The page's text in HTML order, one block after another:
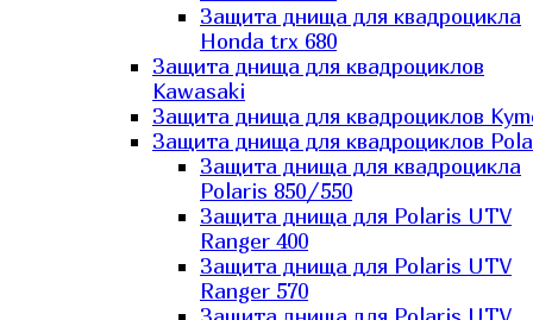
Защита днища для квадроцикла
Honda trx 680
Защита днища для квадроциклов
Kawasaki
Защита днища для квадроциклов
Защита днища для квадроциклов
Защита днища для квадроцикла
Polaris 850/550
Защита днища для Polaris UTV
Ranger 400
Защита днища для Polaris UTV
Ranger 570